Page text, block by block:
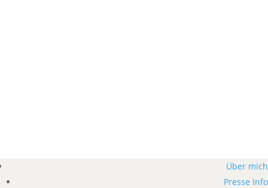
Über mich
Presse Info